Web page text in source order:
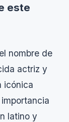
este
nombre de
actriz y
icónica
latino y